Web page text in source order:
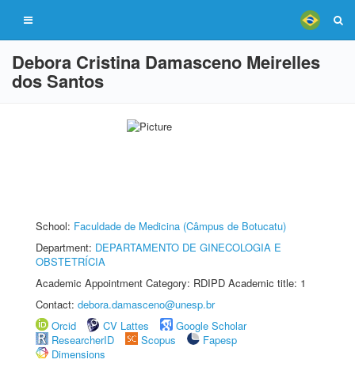
Debora Cristina Damasceno Meirelles
dos Santos
School: Faculdade de Medicina (Câmpus de Botucatu)
Department: DEPARTAMENTO DE GINECOLOGIA E
OBSTETRÍCIA
Academic Appointment Category: RDIPD Academic title: 1
Contact: debora.damasceno@unesp.br
Orcid
CV Lattes
Google Scholar
ResearcherID
Scopus
Fapesp
Dimensions